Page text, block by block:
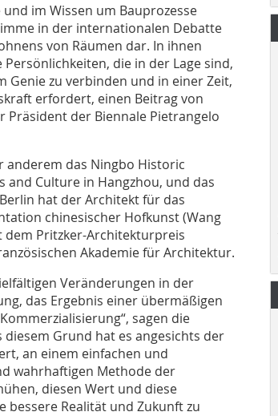
im Wissen um Bauprozesse
in der internationalen Debatte
von Räumen dar. In ihnen
die in der Lage sind,
zu verbinden und in einer Zeit,
erfordert, einen Beitrag von
Präsident der Biennale Pietrangelo
anderem das Ningbo Historic
and Culture in Hangzhou, und das
hat der Architekt für das
chinesischer Hofkunst (Wang
dem Pritzker-Architekturpreis
Akademie für Architektur.
Veränderungen in der
das Ergebnis einer übermäßigen
sagen die
Grund hat es angesichts der
an einem einfachen und
wahrhaftigen Methode der
diesen Wert und diese
Realität und Zukunft zu